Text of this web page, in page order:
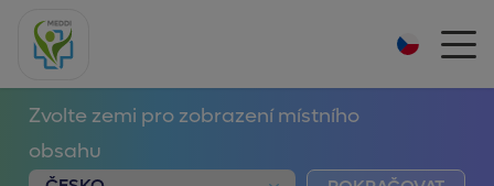
Zvolte zemi pro zobrazení místního
obsahu